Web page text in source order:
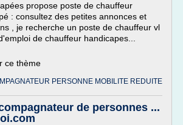
propose poste de chauffeur
: consultez des petites annonces et
, je recherche un poste de chauffeur vl
de chauffeur handicapes...
ce thème
PERSONNE MOBILITE REDUITE
de personnes ...